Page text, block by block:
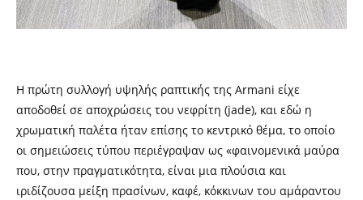
Η πρώτη συλλογή υψηλής ραπτικής της Armani είχε
αποδοθεί σε αποχρώσεις του νεφρίτη (jade), και εδώ η
χρωματική παλέτα ήταν επίσης το κεντρικό θέμα, το οποίο
οι σημειώσεις τύπου περιέγραψαν ως «φαινομενικά μαύρα
που, στην πραγματικότητα, είναι μια πλούσια και
ιριδίζουσα μείξη πρασίνων, καφέ, κόκκινων του αμάραντου